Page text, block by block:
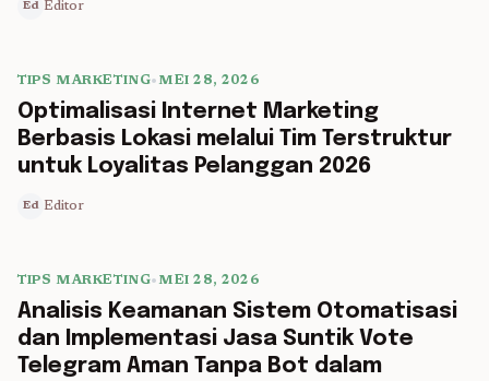
Ed Editor
TIPS MARKETING•MEI 28, 2026
Optimalisasi Internet Marketing
Berbasis Lokasi melalui Tim Terstruktur
untuk Loyalitas Pelanggan 2026
Ed Editor
5 min read
TIPS MARKETING•MEI 28, 2026
Analisis Keamanan Sistem Otomatisasi
dan Implementasi Jasa Suntik Vote
Telegram Aman Tanpa Bot dalam